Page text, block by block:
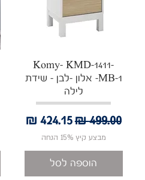
תצוגה מהירה
Komy- KMD-1411-
MB-1- אלון -לבן - שידת
לילה
מחיר רגיל‏499.00 ‏₪ מחיר מבצע‏424.15 ‏₪
מבצע קיץ 15% הנחה
הוספה לסל